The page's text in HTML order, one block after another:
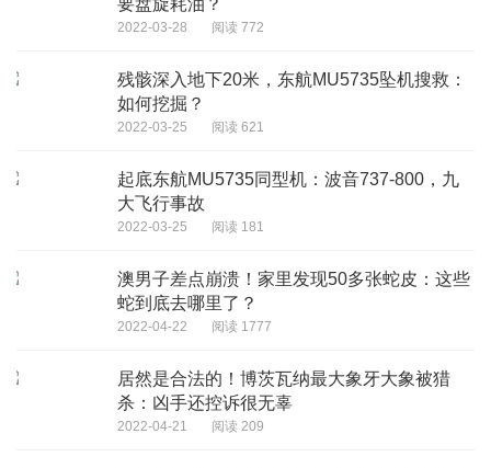
要盘旋耗油？
2022-03-28 阅读 772
残骸深入地下20米，东航MU5735坠机搜救：
如何挖掘？
2022-03-25 阅读 621
起底东航MU5735同型机：波音737-800，九
大飞行事故
2022-03-25 阅读 181
澳男子差点崩溃！家里发现50多张蛇皮：这些
蛇到底去哪里了？
2022-04-22 阅读 1777
居然是合法的！博茨瓦纳最大象牙大象被猎
杀：凶手还控诉很无辜
2022-04-21 阅读 209